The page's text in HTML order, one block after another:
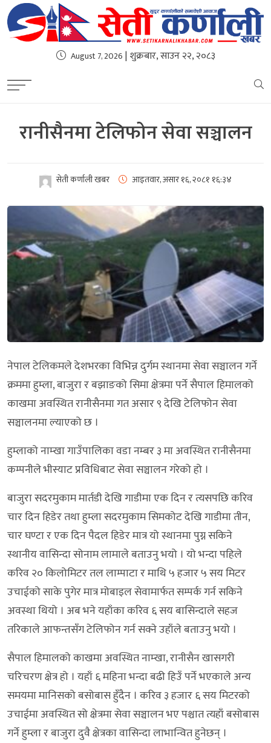
August 7, 2026 | शुक्रबार, साउन २२, २०८३
रानीसैनमा टेलिफोन सेवा सञ्चालन
सेती कर्णाली खबर आइतवार, असार १६, २०८१ १६:३४
नेपाल टेलिकमले देशभरका विभिन्न दुर्गम स्थानमा सेवा सञ्चालन गर्ने
क्रममा हुम्ला, बाजुरा र बझाङको सिमा क्षेत्रमा पर्ने सैपाल हिमालको
काखमा अवस्थित रानीसैनमा गत असार ९ देखि टेलिफोन सेवा
सञ्चालनमा ल्याएको छ ।
हुम्लाको नाम्खा गाउँपालिका वडा नम्बर ३ मा अवस्थित रानीसैनमा
कम्पनीले भीस्याट प्रविधिबाट सेवा सञ्चालन गरेको हो ।
बाजुरा सदरमुकाम मार्तडी देखि गाडीमा एक दिन र त्यसपछि करिव
चार दिन हिडेर तथा हुम्ला सदरमुकाम सिमकोट देखि गाडीमा तीन,
चार घण्टा र एक दिन पैदल हिडेर मात्र यो स्थानमा पुग्न सकिने
स्थानीय वासिन्दा सोनाम लामाले बताउनु भयो । यो भन्दा पहिले
करिव २० किलोमिटर तल लाम्पाटा र माथि ५ हजार ५ सय मिटर
उचाईको साके पुगेर मात्र मोबाइल सेवामार्फत सम्पर्क गर्न सकिने
अवस्था थियो । अब भने यहाँका करिव ६ सय बासिन्दाले सहज
तरिकाले आफन्तसँग टेलिफोन गर्न सक्ने उहाँले बताउनु भयो ।
सैपाल हिमालको काखमा अवस्थित नाम्खा, रानीसैन खासगरी
चरिचरण क्षेत्र हो । यहाँ ६ महिना भन्दा बढी हिउँ पर्ने भएकाले अन्य
समयमा मानिसको बसोबास हुँदैन । करिव ३ हजार ६ सय मिटरको
उचाईमा अवस्थित सो क्षेत्रमा सेवा सञ्चालन भए पश्चात त्यहाँ बसोबास
गर्ने हुम्ला र बाजुरा दुवै क्षेत्रका वासिन्दा लाभान्वित हुनेछन् ।